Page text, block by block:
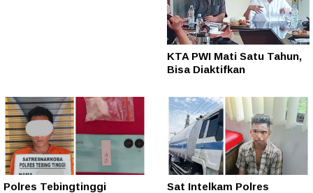
KTA PWI Mati Satu Tahun,
Bisa Diaktifkan
Polres Tebingtinggi
Sat Intelkam Polres